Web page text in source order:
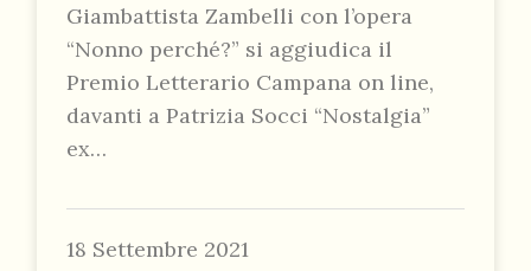
Giambattista Zambelli con l’opera
“Nonno perché?” si aggiudica il
Premio Letterario Campana on line,
davanti a Patrizia Socci “Nostalgia”
ex…
18 Settembre 2021